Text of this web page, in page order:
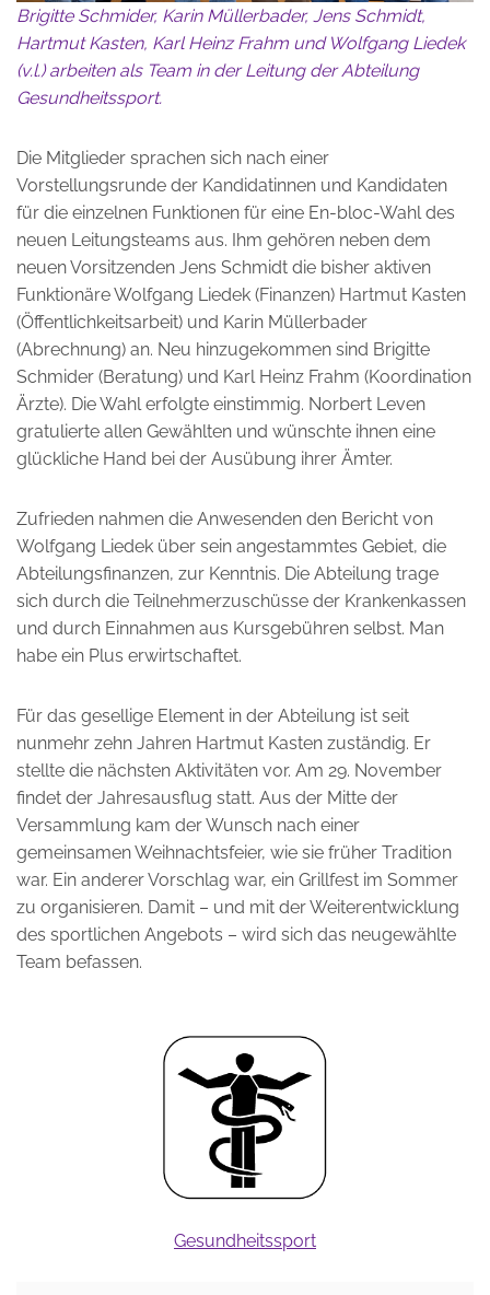
Brigitte Schmider, Karin Müllerbader, Jens Schmidt,
Hartmut Kasten, Karl Heinz Frahm und Wolfgang Liedek
(v.l.) arbeiten als Team in der Leitung der Abteilung
Gesundheitssport.
Die Mitglieder sprachen sich nach einer
Vorstellungsrunde der Kandidatinnen und Kandidaten
für die einzelnen Funktionen für eine En-bloc-Wahl des
neuen Leitungsteams aus. Ihm gehören neben dem
neuen Vorsitzenden Jens Schmidt die bisher aktiven
Funktionäre Wolfgang Liedek (Finanzen) Hartmut Kasten
(Öffentlichkeitsarbeit) und Karin Müllerbader
(Abrechnung) an. Neu hinzugekommen sind Brigitte
Schmider (Beratung) und Karl Heinz Frahm (Koordination
Ärzte). Die Wahl erfolgte einstimmig. Norbert Leven
gratulierte allen Gewählten und wünschte ihnen eine
glückliche Hand bei der Ausübung ihrer Ämter.
Zufrieden nahmen die Anwesenden den Bericht von
Wolfgang Liedek über sein angestammtes Gebiet, die
Abteilungsfinanzen, zur Kenntnis. Die Abteilung trage
sich durch die Teilnehmerzuschüsse der Krankenkassen
und durch Einnahmen aus Kursgebühren selbst. Man
habe ein Plus erwirtschaftet.
Für das gesellige Element in der Abteilung ist seit
nunmehr zehn Jahren Hartmut Kasten zuständig. Er
stellte die nächsten Aktivitäten vor. Am 29. November
findet der Jahresausflug statt. Aus der Mitte der
Versammlung kam der Wunsch nach einer
gemeinsamen Weihnachtsfeier, wie sie früher Tradition
war. Ein anderer Vorschlag war, ein Grillfest im Sommer
zu organisieren. Damit – und mit der Weiterentwicklung
des sportlichen Angebots – wird sich das neugewählte
Team befassen.
Gesundheitssport